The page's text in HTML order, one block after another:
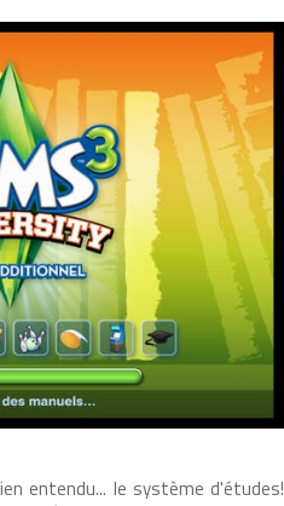
entendu... le système d'études!